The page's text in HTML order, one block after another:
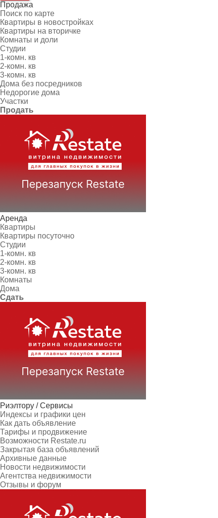
Продажа
Поиск по карте
Квартиры в новостройках
Квартиры на вторичке
Комнаты и доли
Студии
1-комн. кв
2-комн. кв
3-комн. кв
Дома без посредников
Недорогие дома
Участки
Продать
Аренда
Квартиры
Квартиры посуточно
Студии
1-комн. кв
2-комн. кв
3-комн. кв
Комнаты
Дома
Сдать
Риэлтору / Сервисы
Индексы и графики цен
Как дать объявление
Тарифы и продвижение
Возможности Restate.ru
Закрытая база объявлений
Архивные данные
Новости недвижимости
Агентства недвижимости
Отзывы и форум